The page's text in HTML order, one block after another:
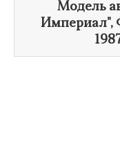
Модель
Империал",